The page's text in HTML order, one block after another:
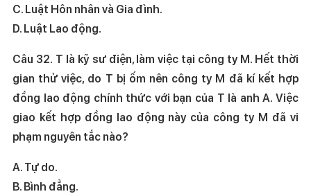
C. Luật Hôn nhân và Gia đình.
D. Luật Lao động.
Câu 32. T là kỹ sư điện, làm việc tại công ty M. Hết thời
gian thử việc, do T bị ốm nên công ty M đã kí kết hợp
đồng lao động chính thức với bạn của T là anh A. Việc
giao kết hợp đồng lao động này của công ty M đã vi
phạm nguyên tắc nào?
A. Tự do.
B. Bình đẳng.